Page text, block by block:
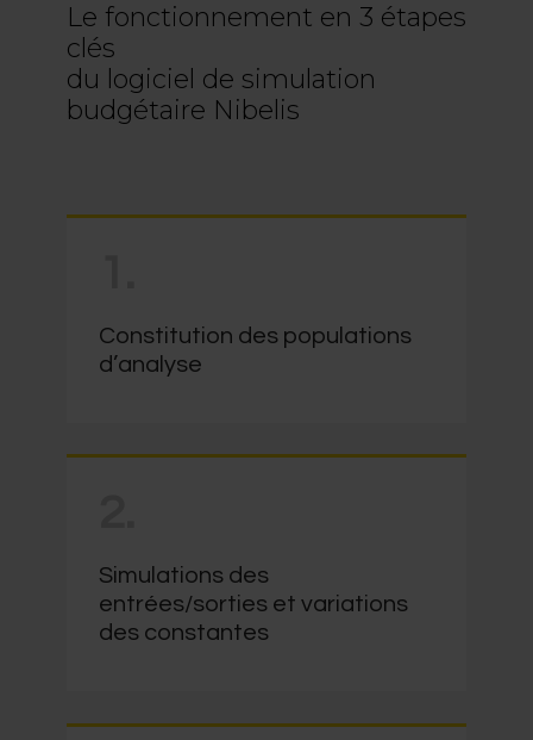
Le fonctionnement en 3 étapes
clés
du logiciel de simulation
budgétaire Nibelis
Constitution des populations
d’analyse
Simulations des
entrées/sorties et variations
des constantes